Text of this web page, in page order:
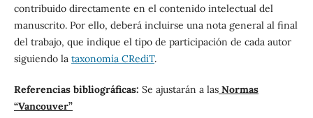
contribuido directamente en el contenido intelectual del
manuscrito. Por ello, deberá incluirse una nota general al final
del trabajo, que indique el tipo de participación de cada autor
siguiendo la taxonomía CRediT.
Referencias bibliográficas: Se ajustarán a lasNormas
“Vancouver”